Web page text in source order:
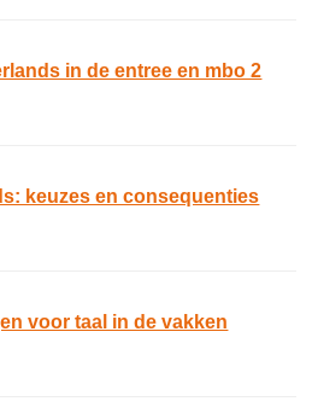
in de entree en mbo 2
keuzes en consequenties
voor taal in de vakken